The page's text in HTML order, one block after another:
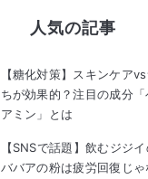
人気の記事
【糖化対策】スキンケア
ちが効果的？注目の成分
アミン」とは
【SNSで話題】飲むジジ
ババアの粉は疲労回復じゃ